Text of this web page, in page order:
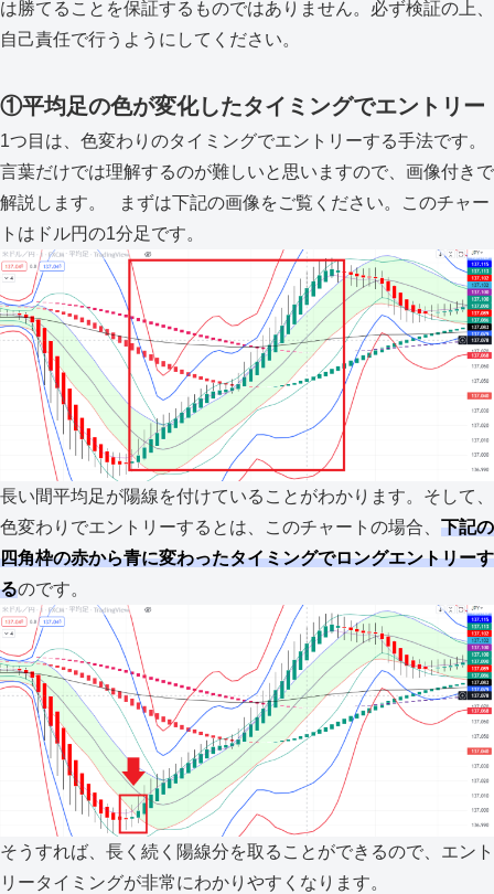
は勝てることを保証するものではありません。必ず検証の上、
自己責任で行うようにしてください。
①平均足の色が変化したタイミングでエントリー
1つ目は、色変わりのタイミングでエントリーする手法です。
言葉だけでは理解するのが難しいと思いますので、画像付きで
解説します。 まずは下記の画像をご覧ください。このチャー
トはドル円の1分足です。
長い間平均足が陽線を付けていることがわかります。そして、
色変わりでエントリーするとは、このチャートの場合、 下記の
四角枠の赤から青に変わったタイミングでロングエントリーす
るのです。
そうすれば、長く続く陽線分を取ることができるので、エント
リータイミングが非常にわかりやすくなります。